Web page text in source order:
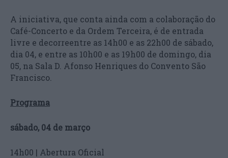
A iniciativa, que conta ainda com a colaboração do
Café-Concerto e da Ordem Terceira, é de entrada
livre e decorreentre as 14h00 e as 22h00 de sábado,
dia 04, e entre as 10h00 e as 19h00 de domingo, dia
05, na Sala D. Afonso Henriques do Convento São
Francisco.
Programa
sábado, 04 de março
14h00 | Abertura Oficial